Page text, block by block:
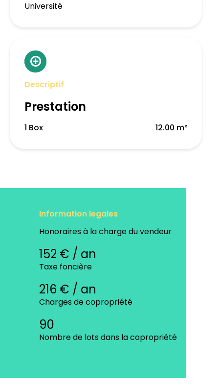
Université
Descriptif
Prestation
1 Box 12.00 m²
Information legales
Honoraires à la charge du vendeur
152 € / an
Taxe foncière
216 € / an
Charges de copropriété
90
Nombre de lots dans la copropriété